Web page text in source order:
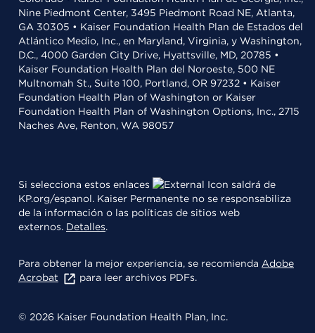
Nine Piedmont Center, 3495 Piedmont Road NE, Atlanta,
GA 30305 • Kaiser Foundation Health Plan de Estados del
Atlántico Medio, Inc., en Maryland, Virginia, y Washington,
D.C., 4000 Garden City Drive, Hyattsville, MD, 20785 •
Kaiser Foundation Health Plan del Noroeste, 500 NE
Multnomah St., Suite 100, Portland, OR 97232 • Kaiser
Foundation Health Plan of Washington or Kaiser
Foundation Health Plan of Washington Options, Inc., 2715
Naches Ave, Renton, WA 98057
Si selecciona estos enlaces
saldrá de
KP.org/espanol. Kaiser Permanente no se responsabiliza
de la información o las políticas de sitios web
externos. Detalles.
Para obtener la mejor experiencia, se recomienda Adobe
Acrobat
para leer archivos PDFs.
© 2026 Kaiser Foundation Health Plan, Inc.